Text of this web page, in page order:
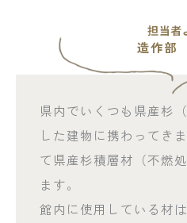
造作部
県内でいくつも県産杉
した建物に携わってき
て県産杉積層材（不燃
ます。
館内に使用している材